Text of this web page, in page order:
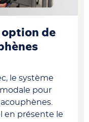
option de
le système
pour
en présente le